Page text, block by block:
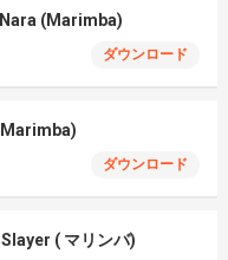
(Marimba)
ダウンロード
ダウンロード
( マリンバ)